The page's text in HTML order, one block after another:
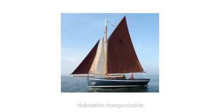
Habitables transportables